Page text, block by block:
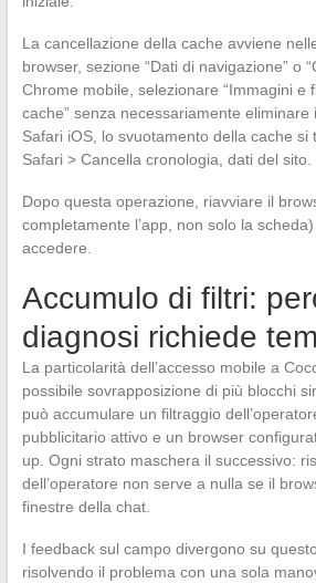
La cancellazione della cache avviene
browser, sezione “Dati di navigazione” o
Chrome mobile, selezionare “Immagini e
cache” senza necessariamente eliminare
Safari iOS, lo svuotamento della cache si
Safari > Cancella cronologia, dati del sito.
Dopo questa operazione, riavviare il
completamente l’app, non solo la
accedere.
Accumulo di filtri:
diagnosi richiede
La particolarità dell’accesso mobile a
possibile sovrapposizione di più blocchi
può accumulare un filtraggio
pubblicitario attivo e un browser
up. Ogni strato maschera il successivo:
dell’operatore non serve a nulla se il
finestre della chat.
I feedback sul campo divergono su
risolvendo il problema con una sola